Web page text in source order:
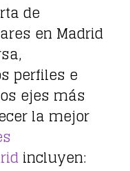
de
en Madrid
perfiles e
ejes más
la mejor
incluyen: